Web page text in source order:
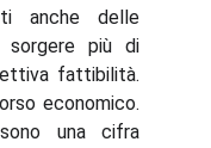
anche delle
sorgere più di
fattibilità.
economico.
una cifra